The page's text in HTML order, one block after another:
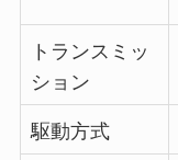
トランスミッ
ション
駆動方式